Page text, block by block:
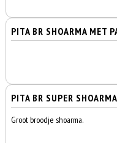
PITA BR SHOARMA MET
PITA BR SUPER SHOARMA
Groot broodje shoarma.